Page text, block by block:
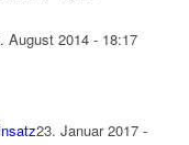
August 2014 - 18:17
23. Januar 2017 -